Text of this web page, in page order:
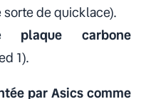
de quicklace).
plaque carbone
1).
par Asics comme